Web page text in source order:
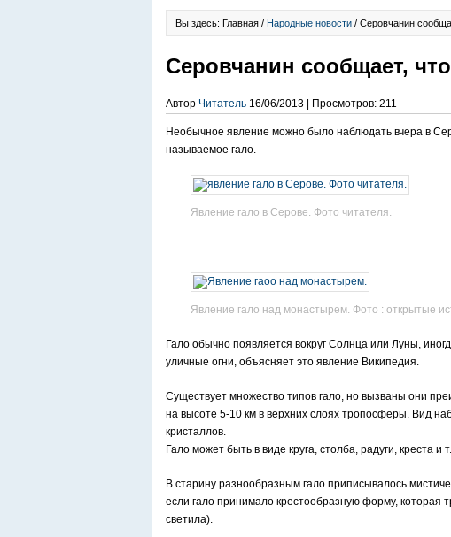
Вы здесь: Главная / Народные новости / Серовчанин
Серовчанин сообщает,
Автор Читатель 16/06/2013 | Просмотров: 211
Необычное явление можно было наблюдать вчера в
называемое гало.
Явление гало в Серове. Фото читателя.
Явление гало над монастырем. Фото : открытые
Гало обычно появляется вокруг Солнца или Луны,
уличные огни, объясняет это явление Википедия.
Существует множество типов гало, но вызваны они
на высоте 5-10 км в верхних слоях тропосферы. Вид
кристаллов.
Гало может быть в виде круга, столба, радуги, креста и
В старину разнообразным гало приписывалось
если гало принимало крестообразную форму, которая
светила).